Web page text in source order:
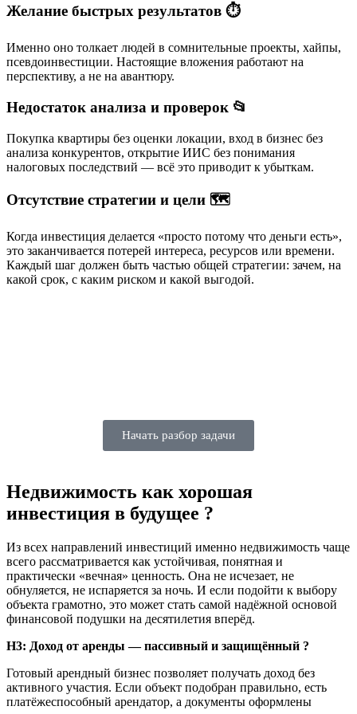
Желание быстрых результатов ⏱️
Именно оно толкает людей в сомнительные проекты, хайпы,
псевдоинвестиции. Настоящие вложения работают на
перспективу, а не на авантюру.
Недостаток анализа и проверок 📂
Покупка квартиры без оценки локации, вход в бизнес без
анализа конкурентов, открытие ИИС без понимания
налоговых последствий — всё это приводит к убыткам.
Отсутствие стратегии и цели 🗺️
Когда инвестиция делается «просто потому что деньги есть»,
это заканчивается потерей интереса, ресурсов или времени.
Каждый шаг должен быть частью общей стратегии: зачем, на
какой срок, с каким риском и какой выгодой.
Начать разбор задачи
Недвижимость как хорошая
инвестиция в будущее ?
Из всех направлений инвестиций именно недвижимость чаще
всего рассматривается как устойчивая, понятная и
практически «вечная» ценность. Она не исчезает, не
обнуляется, не испаряется за ночь. И если подойти к выбору
объекта грамотно, это может стать самой надёжной основой
финансовой подушки на десятилетия вперёд.
H3: Доход от аренды — пассивный и защищённый ?
Готовый арендный бизнес позволяет получать доход без
активного участия. Если объект подобран правильно, есть
платёжеспособный арендатор, а документы оформлены